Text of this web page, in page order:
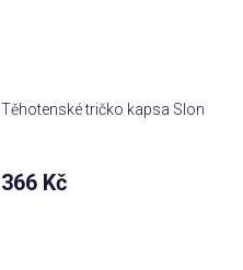
Těhotenské tričko kapsa Slon
366 Kč